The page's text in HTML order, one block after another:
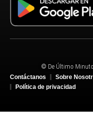
© De Último
Contáctanos
Sobre
Política de privacidad